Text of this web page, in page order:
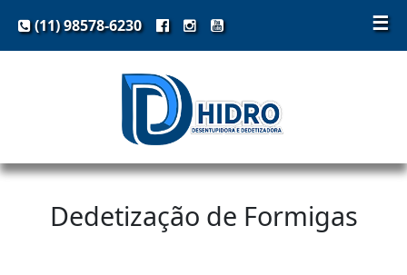
☰
(11) 98578-6230
Dedetização de Formigas